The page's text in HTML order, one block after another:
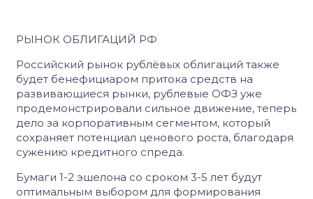
РЫНОК ОБЛИГАЦИЙ РФ
Российский рынок рублёвых облигаций также
будет бенефициаром притока средств на
развивающиеся рынки, рублевые ОФЗ уже
продемонстрировали сильное движение, теперь
дело за корпоративным сегментом, который
сохраняет потенциал ценового роста, благодаря
сужению кредитного спреда.
Бумаги 1-2 эшелона со сроком 3-5 лет будут
оптимальным выбором для формирования